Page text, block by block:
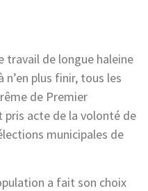
travail de longue haleine
plus finir, tous les
de Premier
acte de la volonté de
municipales de
a fait son choix